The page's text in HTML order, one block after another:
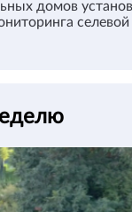
домов
селевой